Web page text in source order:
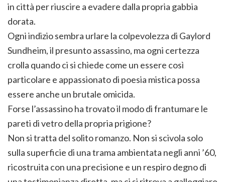
in città per riuscire a evadere dalla propria gabbia
dorata.
Ogni indizio sembra urlare la colpevolezza di Gaylord
Sundheim, il presunto assassino, ma ogni certezza
crolla quando ci si chiede come un essere così
particolare e appassionato di poesia mistica possa
essere anche un brutale omicida.
Forse l’assassino ha trovato il modo di frantumare le
pareti di vetro della propria prigione?
Non si tratta del solito romanzo. Non si scivola solo
sulla superficie di una trama ambientata negli anni ’60,
ricostruita con una precisione e un respiro degno di